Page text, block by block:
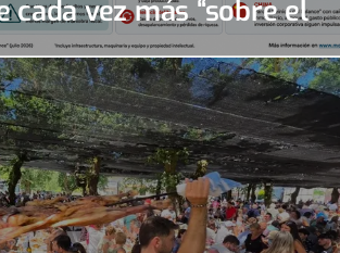
cada vez más “sobre el